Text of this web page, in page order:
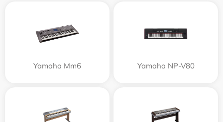
Yamaha Mm6 Yamaha NP-V80